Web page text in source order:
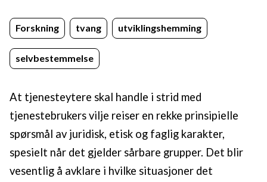
Forskning tvang utviklingshemming
selvbestemmelse
At tjenesteytere skal handle i strid med
tjenestebrukers vilje reiser en rekke prinsipielle
spørsmål av juridisk, etisk og faglig karakter,
spesielt når det gjelder sårbare grupper. Det blir
vesentlig å avklare i hvilke situasjoner det